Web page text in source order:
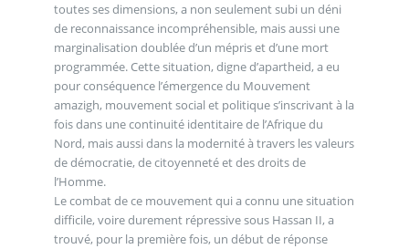
toutes ses dimensions, a non seulement subi un déni
de reconnaissance incompréhensible, mais aussi une
marginalisation doublée d’un mépris et d’une mort
programmée. Cette situation, digne d’apartheid, a eu
pour conséquence l’émergence du Mouvement
amazigh, mouvement social et politique s’inscrivant à la
fois dans une continuité identitaire de l’Afrique du
Nord, mais aussi dans la modernité à travers les valeurs
de démocratie, de citoyenneté et des droits de
l’Homme.
Le combat de ce mouvement qui a connu une situation
difficile, voire durement répressive sous Hassan II, a
trouvé, pour la première fois, un début de réponse